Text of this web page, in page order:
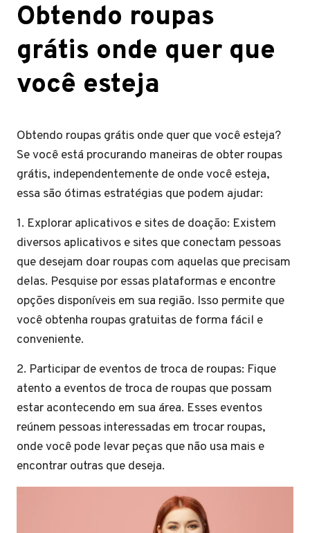
Obtendo roupas
grátis onde quer que
você esteja
Obtendo roupas grátis onde quer que você esteja?
Se você está procurando maneiras de obter roupas
grátis, independentemente de onde você esteja,
essa são ótimas estratégias que podem ajudar:
1. Explorar aplicativos e sites de doação: Existem
diversos aplicativos e sites que conectam pessoas
que desejam doar roupas com aquelas que precisam
delas. Pesquise por essas plataformas e encontre
opções disponíveis em sua região. Isso permite que
você obtenha roupas gratuitas de forma fácil e
conveniente.
2. Participar de eventos de troca de roupas: Fique
atento a eventos de troca de roupas que possam
estar acontecendo em sua área. Esses eventos
reúnem pessoas interessadas em trocar roupas,
onde você pode levar peças que não usa mais e
encontrar outras que deseja.